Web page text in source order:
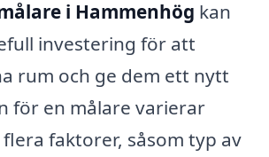
i Hammenhög kan
investering för att
rum och ge dem ett nytt
för en målare varierar
faktorer, såsom typ av